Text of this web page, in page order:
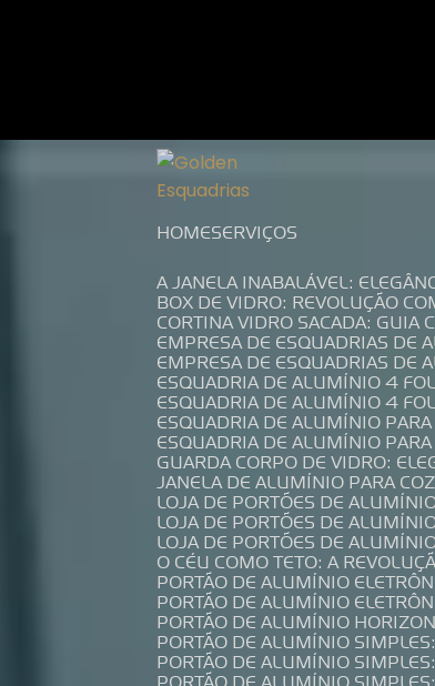
HOME SERVIÇOS
A JANELA INABALÁVEL:
BOX DE VIDRO: REVOLUÇÃO
CORTINA VIDRO SACADA:
EMPRESA DE ESQUADRIAS
EMPRESA DE ESQUADRIAS
ESQUADRIA DE ALUMÍNIO 4
ESQUADRIA DE ALUMÍNIO 4
ESQUADRIA DE ALUMÍNIO
ESQUADRIA DE ALUMÍNIO
GUARDA CORPO DE VIDRO:
JANELA DE ALUMÍNIO PARA
LOJA DE PORTÕES DE
LOJA DE PORTÕES DE
LOJA DE PORTÕES DE
O CÉU COMO TETO: A
PORTÃO DE ALUMÍNIO
PORTÃO DE ALUMÍNIO
PORTÃO DE ALUMÍNIO
PORTÃO DE ALUMÍNIO
PORTÃO DE ALUMÍNIO